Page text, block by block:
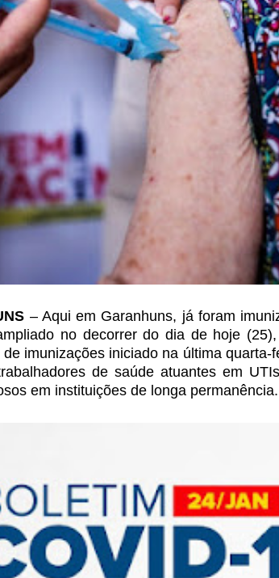
–Aqui em Garanhuns, já foram
no decorrer do dia de hoje
imunizações iniciado na última quarta-
de saúde atuantes em
em instituições de longa permanência.